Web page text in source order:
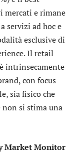
mercati e rimane
servizi ad hoc e
esclusive di
Il retail
intrinsecamente
con focus
sia fisico che
non si stima una
Market Monitor